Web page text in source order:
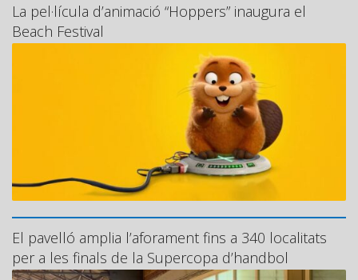
La pel·lícula d’animació “Hoppers” inaugura el
Beach Festival
El pavelló amplia l’aforament fins a 340 localitats
per a les finals de la Supercopa d’handbol